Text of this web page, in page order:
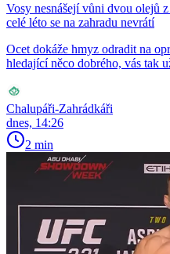
Vosy nesnášejí vůni dvou olejů
celé léto se na zahradu nevrátí
Ocet dokáže hmyz odradit na
hledající něco dobrého, vás tak
Chalupáři-Zahrádkáři
dnes, 14:26
2 min